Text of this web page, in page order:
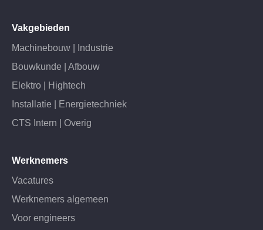
Vakgebieden
Machinebouw | Industrie
Bouwkunde | Afbouw
Elektro | Hightech
Installatie | Energietechniek
CTS Intern | Overig
Werknemers
Vacatures
Werknemers algemeen
Voor engineers